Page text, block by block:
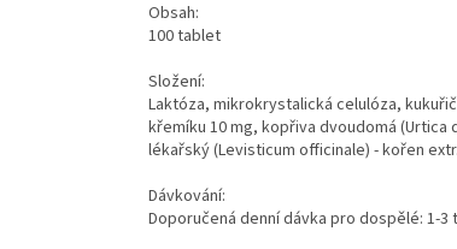
Obsah:
100 tablet
Složení:
Laktóza, mikrokrystalická celulóza,
křemíku 10 mg, kopřiva dvoudomá
lékařský (Levisticum officinale) - kořen
Dávkování:
Doporučená denní dávka pro dospělé: 1-